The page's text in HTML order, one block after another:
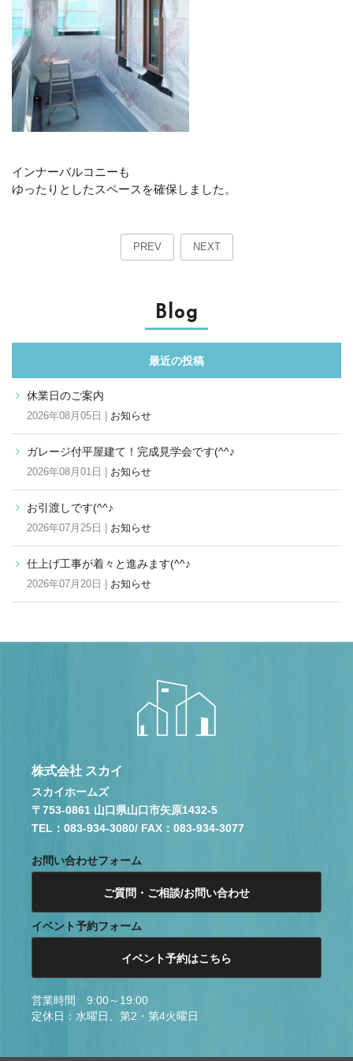
インナーバルコニーも
ゆったりとしたスペースを確保しました。
PREV NEXT
Blog
最近の投稿
休業日のご案内
2026年08月05日 | お知らせ
ガレージ付平屋建て！完成見学会です(^^♪
2026年08月01日 | お知らせ
お引渡しです(^^♪
2026年07月25日 | お知らせ
仕上げ工事が着々と進みます(^^♪
2026年07月20日 | お知らせ
株式会社 スカイ
スカイホームズ
〒753-0861 山口県山口市矢原1432-5
TEL：083-934-3080/ FAX：083-934-3077
お問い合わせフォーム
ご質問・ご相談/お問い合わせ
イベント予約フォーム
イベント予約はこちら
営業時間 9:00～19:00
定休日：水曜日、第2・第4火曜日